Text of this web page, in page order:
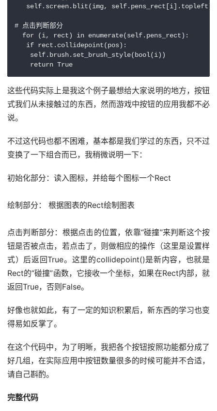
   self.screen.blit(img, self.pens_rect[i].topleft)
# 点击判断部分
  for (i, rect) in enumerate(self.pens_rect):
   if rect.collidepoint(pos):
    self.brush.set_brush_style(bool(i))
这些代码实际上是我这个例子最想给大家说明的地方，按钮
式我们从未接触过的东西，然而游戏中按钮的应用我都不必
说。
不过这代码也都不困难，基本都是我们学过的东西，只不过
变换了一下组合而已，我稍微说明一下：
初始化部分：读入图标，并给每个图标一个Rect
绘制部分： 根据图表的Rect绘制图表
点击判断部分：根据点击的位置，依靠“碰撞”来判断这个按
钮是否被点击，若点击了，则做相应的操作（这里是设置样
式）后返回True。这里的collidepoint()是新内容，也就是
Rect的“碰撞”函数，它接收一个坐标，如果在Rect内部，就
返回True，否则False。
好像也就如此，有了一定的知识积累后，新东西的学习也变
得易如反掌了。
在这个代码中，为了明晰，我把各个按钮按照功能都分成了
好几组，在实际应用中按钮数量很多的时候可能并不合适，
请自己斟酌。
完整代码